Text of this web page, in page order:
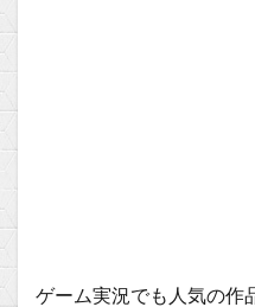
ゲーム実況でも人気の作